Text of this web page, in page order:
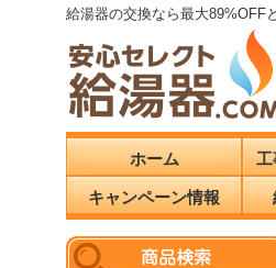
給湯器の交換なら最大89%OFF
ホーム 工
キャンペーン情報